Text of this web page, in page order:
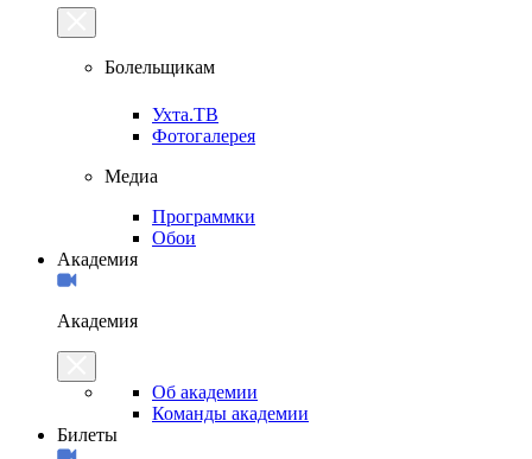
Болельщикам
Ухта.ТВ
Фотогалерея
Медиа
Программки
Обои
Академия
Академия
Об академии
Команды академии
Билеты